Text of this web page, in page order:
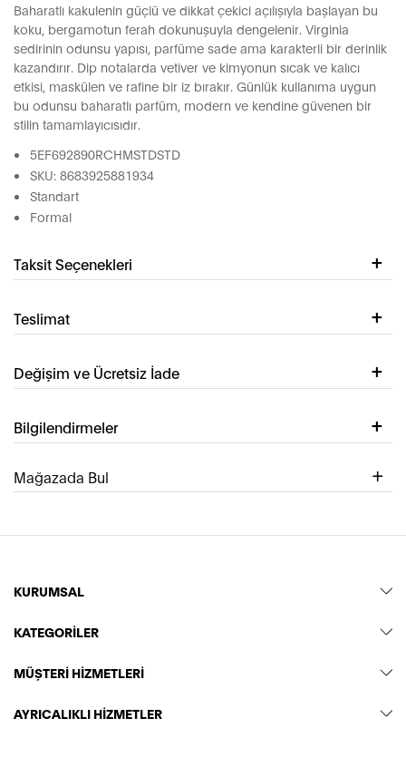
Baharatlı kakulenin güçlü ve dikkat çekici açılışıyla başlayan bu
koku, bergamotun ferah dokunuşuyla dengelenir. Virginia
sedirinin odunsu yapısı, parfüme sade ama karakterli bir derinlik
kazandırır. Dip notalarda vetiver ve kimyonun sıcak ve kalıcı
etkisi, maskülen ve rafine bir iz bırakır. Günlük kullanıma uygun
bu odunsu baharatlı parfüm, modern ve kendine güvenen bir
stilin tamamlayıcısıdır.
5EF692890RCHMSTDSTD
SKU: 8683925881934
Standart
Formal
Taksit Seçenekleri
Teslimat
Değişim ve Ücretsiz İade
Bilgilendirmeler
Mağazada Bul
KURUMSAL
KATEGORİLER
MÜŞTERİ HİZMETLERİ
AYRICALIKLI HİZMETLER